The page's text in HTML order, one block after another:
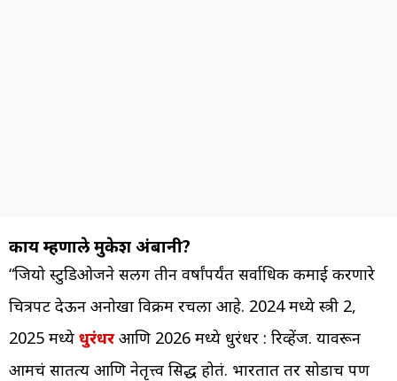
काय म्हणाले मुकेश अंबानी?
“जियो स्टुडिओजने सलग तीन वर्षांपर्यंत सर्वाधिक कमाई करणारे
चित्रपट देऊन अनोखा विक्रम रचला आहे. 2024 मध्ये स्त्री 2,
2025 मध्ये धुरंधर आणि 2026 मध्ये धुरंधर : रिव्हेंज. यावरून
आमचं सातत्य आणि नेतृत्त्व सिद्ध होतं. भारतात तर सोडाच पण